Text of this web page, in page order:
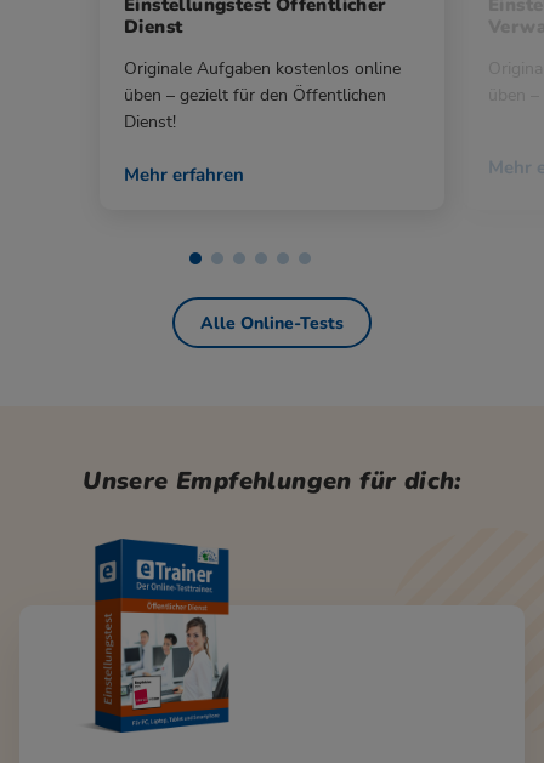
Dienst
Originale Aufgaben kostenlos online
üben – gezielt für den Öffentlichen
Dienst!
Mehr erfahren Mehr
Alle Online-Tests
Unsere Empfehlungen für dich: